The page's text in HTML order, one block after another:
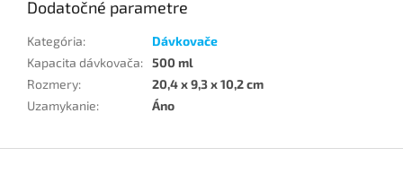
Dodatočné parametre
Kategória:
Dávkovače
Kapacita dávkovača: 500 ml
Rozmery:
20,4 x 9,3 x 10,2 cm
Uzamykanie: Áno